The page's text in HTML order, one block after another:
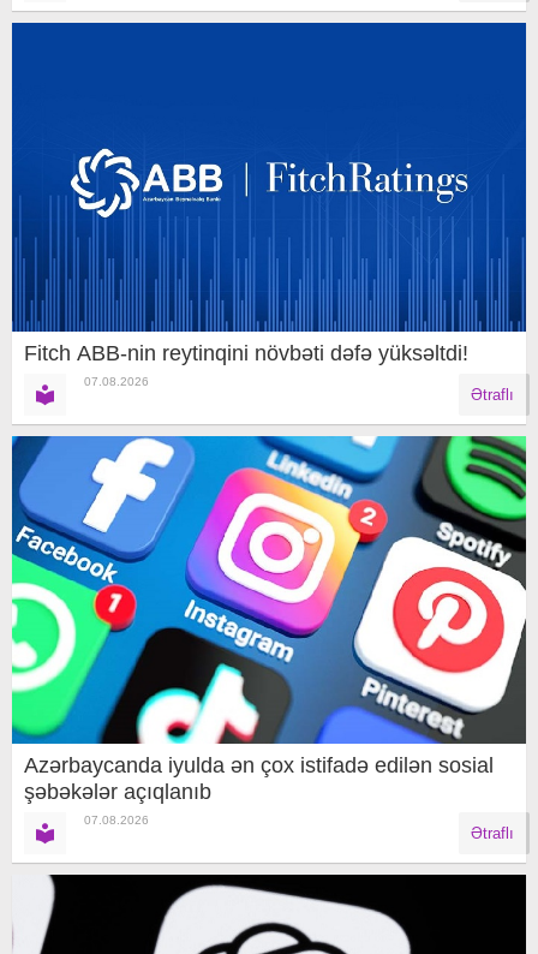
Fitch ABB-nin reytinqini növbəti dəfə yüksəltdi!
07.08.2026
Ətraflı
Azərbaycanda iyulda ən çox istifadə edilən sosial
şəbəkələr açıqlanıb
07.08.2026
Ətraflı